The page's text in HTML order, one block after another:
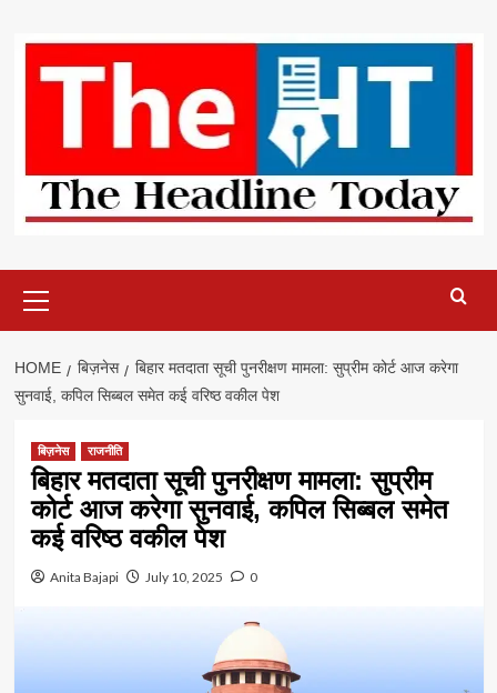
content
Menu
HOME बिज़नेस
बिहार मतदाता सूची पुनरीक्षण मामला: सुप्रीम कोर्ट आज करेगा
सुनवाई, कपिल सिब्बल समेत कई वरिष्ठ वकील पेश
बिज़नेस राजनीति
बिहार मतदाता सूची पुनरीक्षण मामला: सुप्रीम
कोर्ट आज करेगा सुनवाई, कपिल सिब्बल समेत
कई वरिष्ठ वकील पेश
Anita Bajapi July 10, 2025 0